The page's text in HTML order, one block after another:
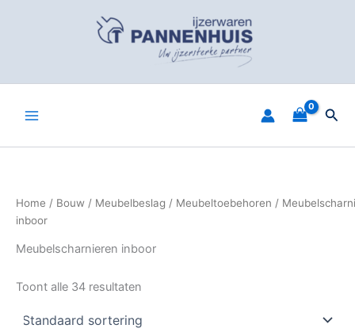
Home / Bouw / Meubelbeslag / Meubeltoebehoren /
inboor
Meubelscharnieren inboor
Toont alle 34 resultaten